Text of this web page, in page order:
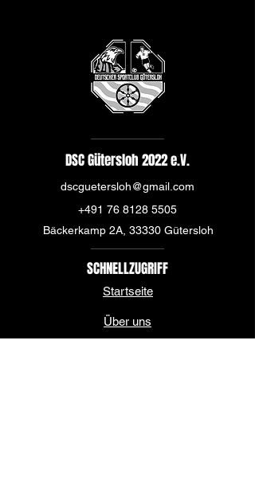
DSC Gütersloh 2022 e.V.
dscguetersloh@gmail.com
+491 76 8128 5505
Bäckerkamp 2A, 33330 Gütersloh
SCHNELLZUGRIFF
Startseite
Über uns